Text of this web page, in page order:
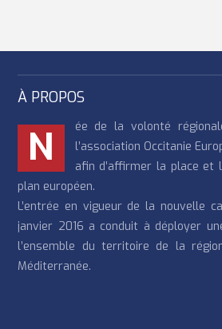
À PROPOS
N
ée de la volonté
l’association Occitanie
afin d’affirmer la place et
plan européen.
L’entrée en vigueur de la nouvelle
janvier 2016 a conduit à déployer
l’ensemble du territoire de la
Méditerranée.